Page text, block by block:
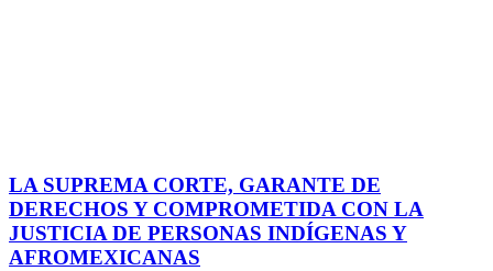
LA SUPREMA CORTE, GARANTE DE
DERECHOS Y COMPROMETIDA CON LA
JUSTICIA DE PERSONAS INDÍGENAS Y
AFROMEXICANAS